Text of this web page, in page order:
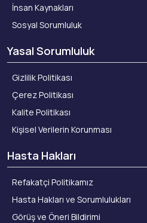
İnsan Kaynakları
Sosyal Sorumluluk
Yasal Sorumluluk
Gizlilik Politikası
Çerez Politikası
Kalite Politikası
Kişisel Verilerin Korunması
Hasta Hakları
Refakatçi Politikamız
Hasta Hakları ve Sorumlulukları
Görüş ve Öneri Bildirimi